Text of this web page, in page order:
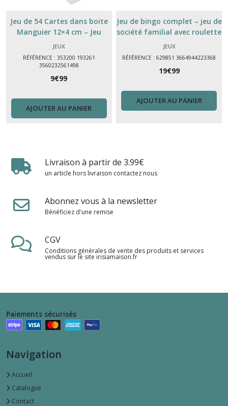
Jeu de 54 Cartes dans boite
Manguier 12×4 cm – Jeu
Nomade Amusant pour
Soirées, Voyage & Famille
JEUX
RÉFÉRENCE : 353200 193261
3560232561498
9€99
AJOUTER AU PANIER
Jeu de bingo complet – jeu de
société familial avec roulette
JEUX
RÉFÉRENCE : 629851 3664944223368
19€99
AJOUTER AU PANIER
Livraison à partir de 3.99€
un article hors livraison contactez nous
Abonnez vous à la newsletter
Bénéficiez d'une remise
CGV
Conditions générales de vente des produits et services
vendus sur le site irisiamaison.fr
Paiements sécurisés
Navigation
Accueil
Catalogue
Contact